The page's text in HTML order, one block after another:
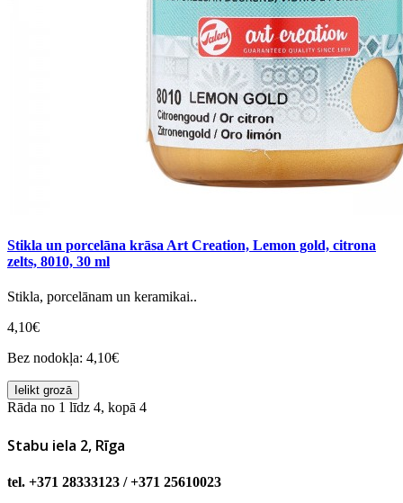
Stikla un porcelāna krāsa Art Creation, Lemon gold, citrona
zelts, 8010, 30 ml
Stikla, porcelānam un keramikai..
4,10€
Bez nodokļa: 4,10€
Ielikt grozā
Rāda no 1 līdz 4, kopā 4
Stabu iela 2, Rīga
tel. +371 28333123 / +371 25610023